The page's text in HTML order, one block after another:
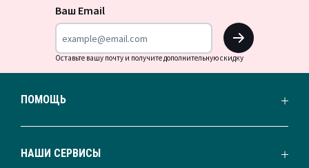
Ваш Email
OK
Оставьте вашу почту и получите дополнительную скидку
ПОМОЩЬ
НАШИ СЕРВИСЫ